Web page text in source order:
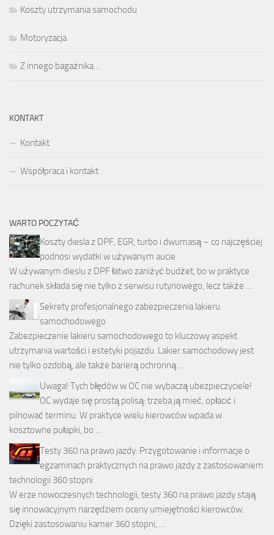
Koszty utrzymania samochodu
Motoryzacja
Z innego bagażnika…
KONTAKT
Kontakt
Współpraca i kontakt
WARTO POCZYTAĆ
Koszty diesla z DPF, EGR, turbo i dwumasą – co najczęściej
podnosi wydatki w używanym aucie
W używanym dieslu z DPF łatwo zaniżyć budżet, bo w praktyce
rachunek składa się nie tylko z serwisu rutynowego, lecz także …
Sekrety profesjonalnego zabezpieczenia lakieru
samochodowego
Zabezpieczenie lakieru samochodowego to kluczowy aspekt
utrzymania wartości i estetyki pojazdu. Lakier samochodowy jest
nie tylko ozdobą, ale także barierą ochronną …
Uwaga! Tych błędów w OC nie wybaczą ubezpieczyciele!
OC wydaje się prostą polisą: trzeba ją mieć, opłacić i
pilnować terminu. W praktyce wielu kierowców wpada w
kosztowne pułapki, bo …
Testy 360 na prawo jazdy: Przygotowanie i informacje o
egzaminach praktycznych na prawo jazdy z zastosowaniem
technologii 360 stopni
W erze nowoczesnych technologii, testy 360 na prawo jazdy stają
się innowacyjnym narzędziem oceny umiejętności kierowców.
Dzięki zastosowaniu kamer 360 stopni, …